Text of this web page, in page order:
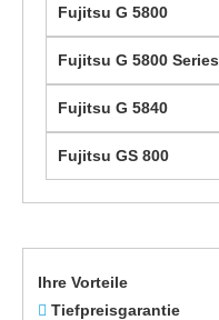
Ihre Vorteile
Tiefpreisgarantie
Fujitsu G 5800
Fujitsu G 5800 Series
Fujitsu G 5840
Fujitsu GS 800